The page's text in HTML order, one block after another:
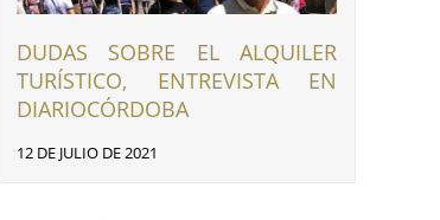
DUDAS SOBRE EL ALQUILER
TURÍSTICO, ENTREVISTA EN
DIARIOCÓRDOBA
12 DE JULIO DE 2021